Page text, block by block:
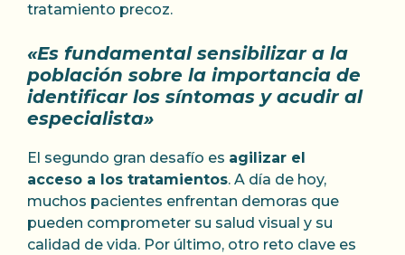
tratamiento precoz.
«Es fundamental sensibilizar a la
población sobre la importancia de
identificar los síntomas y acudir al
especialista»
El segundo gran desafío es agilizar el
acceso a los tratamientos. A día de hoy,
muchos pacientes enfrentan demoras que
pueden comprometer su salud visual y su
calidad de vida. Por último, otro reto clave es